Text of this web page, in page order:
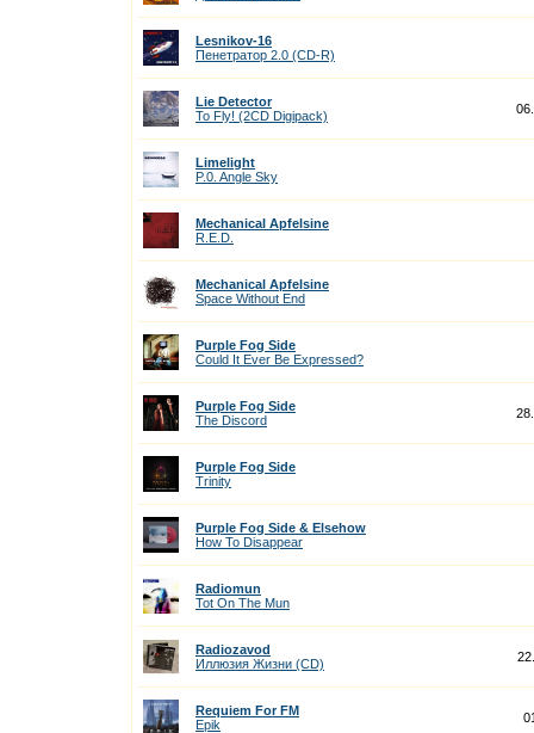
Lesnikov-16
Пенетратор 2.0 (CD-R)
Lie Detector
To Fly! (2CD Digipack)
Limelight
P.0. Angle Sky
Mechanical Apfelsine
R.E.D.
Mechanical Apfelsine
Space Without End
Purple Fog Side
Could It Ever Be Expressed?
Purple Fog Side
The Discord
Purple Fog Side
Trinity
Purple Fog Side & Elsehow
How To Disappear
Radiomun
Tot On The Mun
Radiozavod
Иллюзия Жизни (CD)
Requiem For FM
Epik